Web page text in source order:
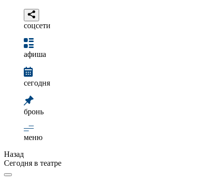
соцсети
афиша
сегодня
бронь
меню
Назад
Сегодня в театре